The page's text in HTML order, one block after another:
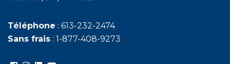
Téléphone : 613-232-2474
Sans frais : 1-877-408-9273